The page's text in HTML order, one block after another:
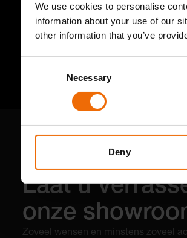
We use cookies to personalise
information about your use of our
other information that you’ve
Necessary
Deny
Laat u
onze
Zoveel wensen en minstens zoveel